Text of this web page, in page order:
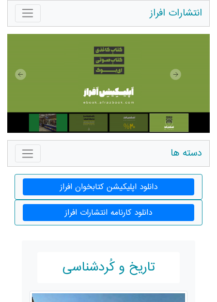
انتشارات افراز
دسته ها
دانلود اپلیکیشن کتابخوان افراز
دانلود کارنامه انتشارات افراز
تاریخ و کُردشناسی